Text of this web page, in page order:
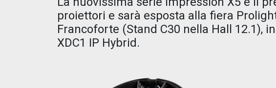
proiettori e sarà esposta alla fiera
Francoforte (Stand C30 nella Hall 12.1),
XDC1 IP Hybrid.